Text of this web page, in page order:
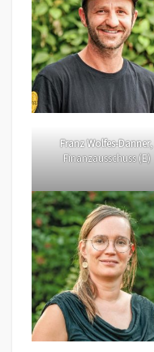
Franz Wolfes-Danner,
Finanzausschuss (E)